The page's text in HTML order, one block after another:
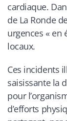
cardiaque.
de La Ronde
urgences « en
locaux.
Ces incidents
saisissante la
pour
d’efforts